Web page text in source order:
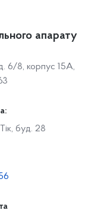
апарату
6/8, корпус 15А,
буд. 28